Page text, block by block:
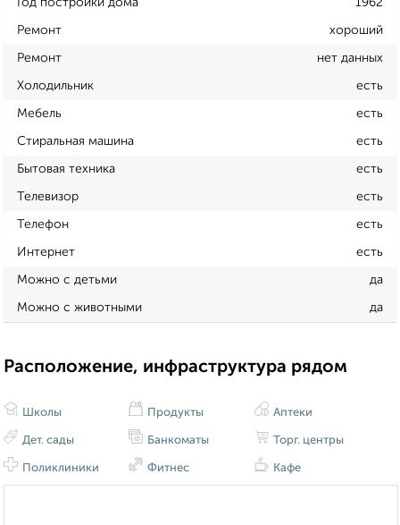
Ремонт хороший
Ремонт нет данных
Холодильник есть
Мебель есть
Стиральная машина есть
Бытовая техника есть
Телевизор есть
Телефон есть
Интернет есть
Можно с детьми да
Можно с животными да
Расположение, инфраструктура рядом
Школы
Дет. сады
Поликлиники
Продукты
Банкоматы
Фитнес
Аптеки
Торг. центры
Кафе